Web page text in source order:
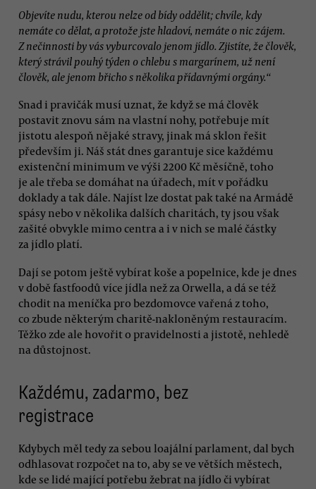
Objevíte nudu, kterou nelze od bídy oddělit; chvíle, kdy
nemáte co dělat, a protože jste hladoví, nemáte o nic zájem.
Z nečinnosti by vás vyburcovalo jenom jídlo. Zjistíte, že člověk,
který strávil pouhý týden o chlebu s margarínem, už není
člověk, ale jenom břicho s několika přídavnými orgány.“
Snad i pravičák musí uznat, že když se má člověk
postavit znovu sám na vlastní nohy, potřebuje mít
jistotu alespoň nějaké stravy, jinak má sklon řešit
především ji. Náš stát dnes garantuje sice každému
existenční minimum ve výši 2200 Kč měsíčně, toho
je ale třeba se domáhat na úřadech, mít v pořádku
doklady a tak dále. Najíst lze dostat pak také na Armádě
spásy nebo v několika dalších charitách, ty jsou však
zašité obvykle mimo centra a i v nich se malé částky
za jídlo platí.
Dají se potom ještě vybírat koše a popelnice, kde je dnes
v době fastfoodů více jídla než za Orwella, a dá se též
chodit na meníčka pro bezdomovce vařená z toho,
co zbude některým charitě-nakloněným restauracím.
Těžko zde ale hovořit o pravidelnosti a jistotě, nehledě
na důstojnost.
Každému, zadarmo, bez
registrace
Kdybych měl tedy za sebou loajální parlament, dal bych
odhlasovat rozpočet na to, aby se ve větších městech,
kde se lidé mající potřebu žebrat na jídlo či vybírat